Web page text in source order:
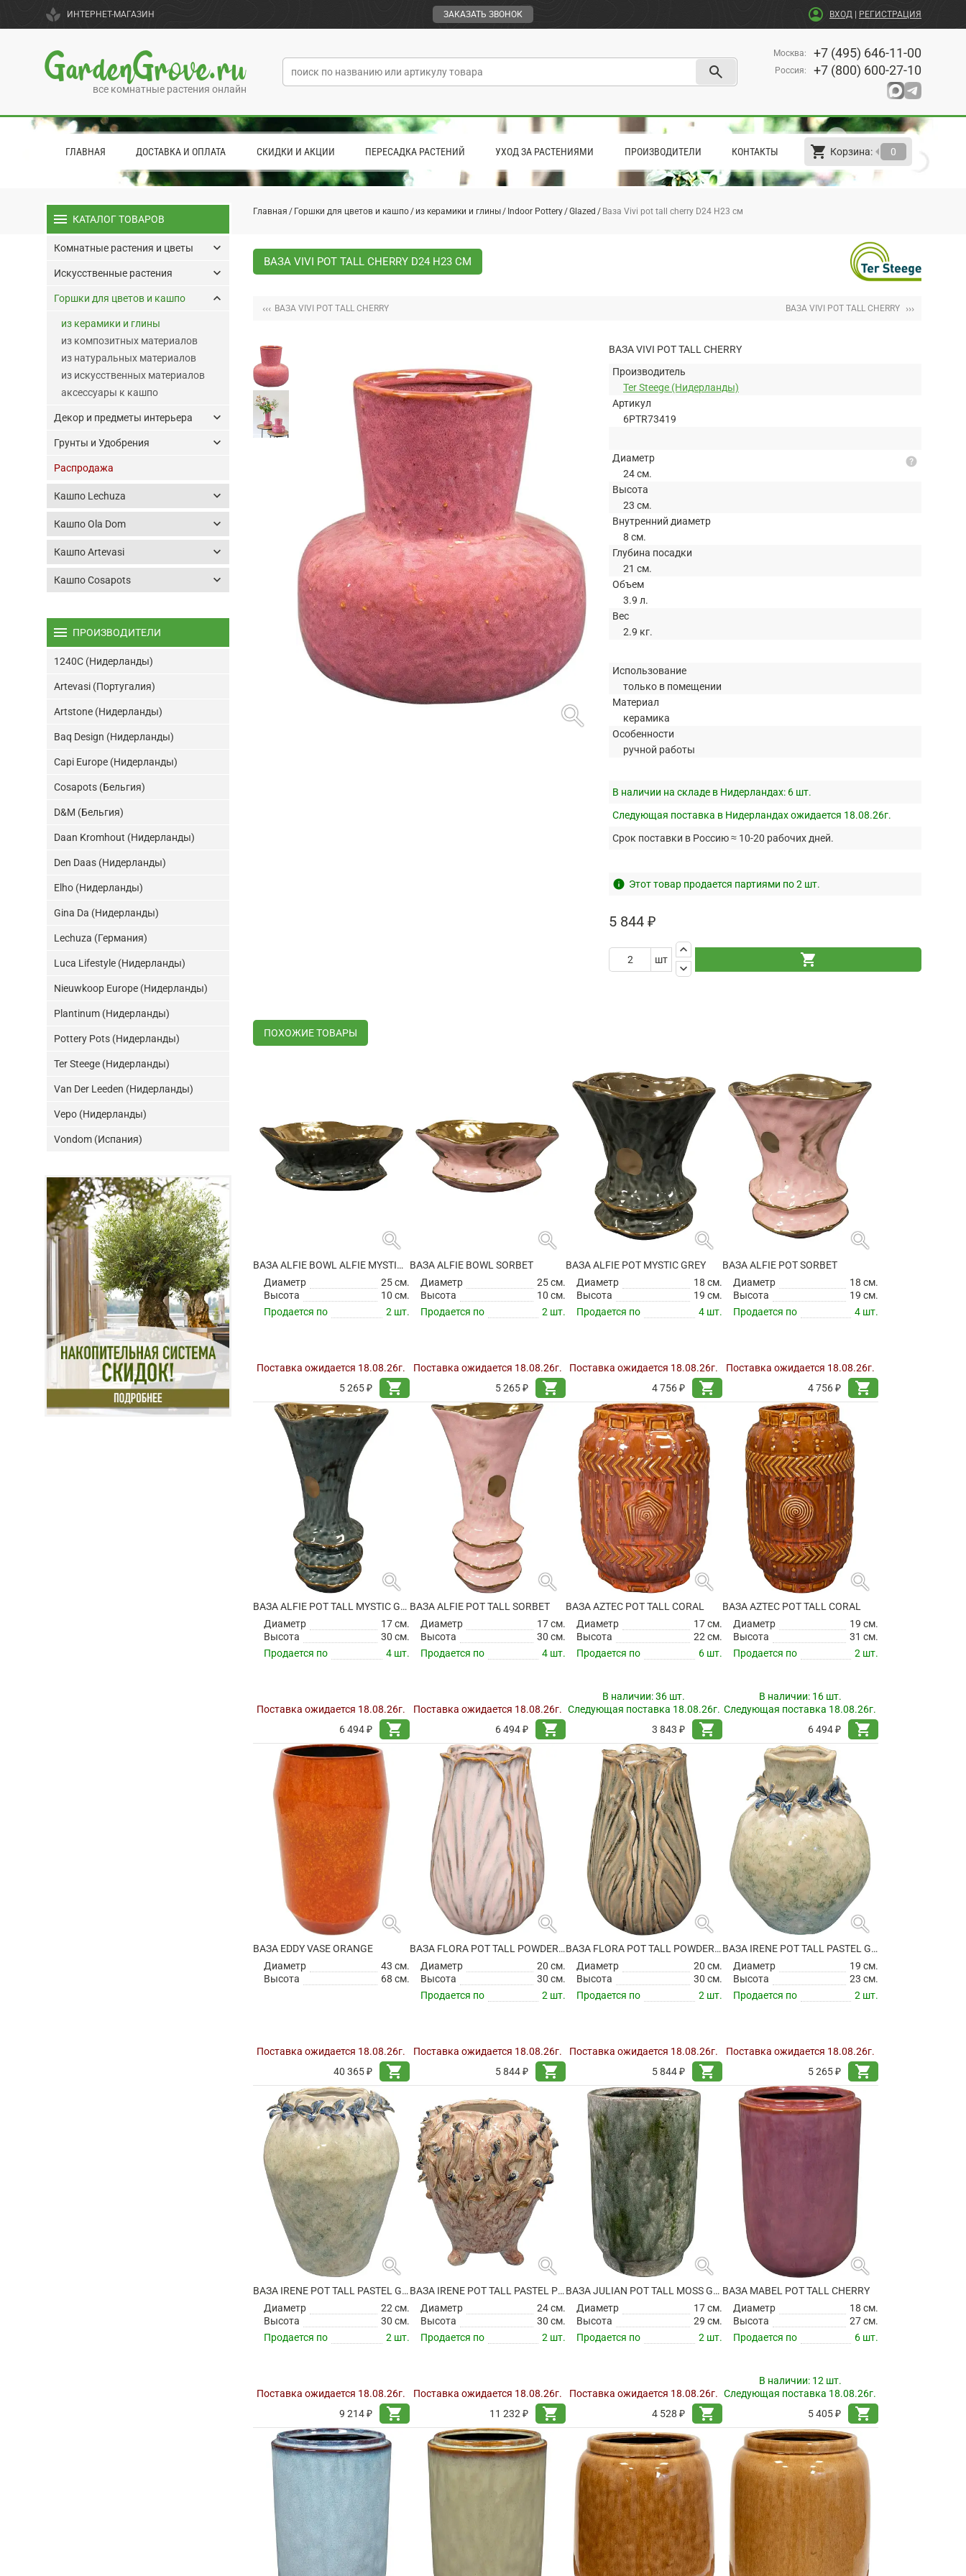
spa ИНТЕРНЕТ-МАГАЗИН ЗАКАЗАТЬ ЗВОНОК account_circle ВХОД РЕГИСТРАЦИЯ
GardenGrove.ru
все комнатные растения онлайн
search
Москва: +7 (495) 646-11-00
Россия: +7 (800) 600-27-10
ГЛАВНАЯ ДОСТАВКА И ОПЛАТА СКИДКИ И АКЦИИ ПЕРЕСАДКА РАСТЕНИЙ УХОД ЗА РАСТЕНИЯМИ ПРОИЗВОДИТЕЛИ КОНТАКТЫ shopping_cart Корзина: 0
arrow_left
Главная Горшки для цветов и кашпо из керамики и глины Indoor Pottery Glazed Ваза Vivi pot tall cherry D24 H23 см
ВАЗА VIVI POT TALL CHERRY D24 H23 СМ
‹‹‹ ВАЗА VIVI POT TALL CHERRY ВАЗА VIVI POT TALL CHERRY ›››
search
ВАЗА VIVI POT TALL CHERRY
Производитель
Ter Steege (Нидерланды)
Артикул
6PTR73419
Диаметр
24 см.
Высота
23 см.
Внутренний диаметр
8 см.
Глубина посадки
21 см.
Объем
3.9 л.
Вес
2.9 кг.
help
Использование
только в помещении
Материал
керамика
Особенности
ручной работы
В наличии на складе в Нидерландах: 6 шт.
Следующая поставка в Нидерландах ожидается 18.08.26г.
Срок поставки в Россию ≈ 10-20 рабочих дней.
info Этот товар продается партиями по 2 шт.
5 844 ₽
шт
keyboard_arrow_up
keyboard_arrow_down
shopping_cart
ПОХОЖИЕ ТОВАРЫ
search
ВАЗА ALFIE BOWL ALFIE MYSTIC GREY
Диаметр
25 см.
Высота
10 см.
Продается по
2 шт.
Поставка ожидается 18.08.26г.
5 265 ₽
shopping_cart
search
ВАЗА ALFIE BOWL SORBET
Диаметр
25 см.
Высота
10 см.
Продается по
2 шт.
Поставка ожидается 18.08.26г.
5 265 ₽
shopping_cart
search
ВАЗА ALFIE POT MYSTIC GREY
Диаметр
18 см.
Высота
19 см.
Продается по
4 шт.
Поставка ожидается 18.08.26г.
4 756 ₽
shopping_cart
search
ВАЗА ALFIE POT SORBET
Диаметр
18 см.
Высота
19 см.
Продается по
4 шт.
Поставка ожидается 18.08.26г.
4 756 ₽
shopping_cart
search
ВАЗА ALFIE POT TALL MYSTIC GREY
Диаметр
17 см.
Высота
30 см.
Продается по
4 шт.
Поставка ожидается 18.08.26г.
6 494 ₽
shopping_cart
search
ВАЗА ALFIE POT TALL SORBET
Диаметр
17 см.
Высота
30 см.
Продается по
4 шт.
Поставка ожидается 18.08.26г.
6 494 ₽
shopping_cart
search
ВАЗА AZTEC POT TALL CORAL
Диаметр
17 см.
Высота
22 см.
Продается по
6 шт.
В наличии:36 шт.
Следующая поставка 18.08.26г.
3 843 ₽
shopping_cart
search
ВАЗА AZTEC POT TALL CORAL
Диаметр
19 см.
Высота
31 см.
Продается по
2 шт.
В наличии: 16 шт.
Следующая поставка 18.08.26г.
6 494 ₽
shopping_cart
search
ВАЗА EDDY VASE ORANGE
Диаметр
43 см.
Высота
68 см.
Поставка ожидается 18.08.26г.
40 365 ₽
shopping_cart
search
ВАЗА FLORA POT TALL POWDER PINK
Диаметр
20 см.
Высота
30 см.
Продается по
2 шт.
Поставка ожидается 18.08.26г.
5 844 ₽
shopping_cart
search
ВАЗА FLORA POT TALL POWDER TAUPE
Диаметр
20 см.
Высота
30 см.
Продается по
2 шт.
Поставка ожидается 18.08.26г.
5 844 ₽
shopping_cart
search
ВАЗА IRENE POT TALL PASTEL GREEN
Диаметр
19 см.
Высота
23 см.
Продается по
2 шт.
Поставка ожидается 18.08.26г.
5 265 ₽
shopping_cart
search
ВАЗА IRENE POT TALL PASTEL GREEN
Диаметр
22 см.
Высота
30 см.
Продается по
2 шт.
Поставка ожидается 18.08.26г.
9 214 ₽
shopping_cart
search
ВАЗА IRENE POT TALL PASTEL PINK
Диаметр
24 см.
Высота
30 см.
Продается по
2 шт.
Поставка ожидается 18.08.26г.
11 232 ₽
shopping_cart
search
ВАЗА JULIAN POT TALL MOSS GREEN
Диаметр
17 см.
Высота
29 см.
Продается по
2 шт.
Поставка ожидается 18.08.26г.
4 528 ₽
shopping_cart
search
ВАЗА MABEL POT TALL CHERRY
Диаметр
18 см.
Высота
27 см.
Продается по
6 шт.
В наличии: 12 шт.
Следующая поставка 18.08.26г.
5 405 ₽
shopping_cart
menu КАТАЛОГ ТОВАРОВ
Комнатные растения и цветы keyboard_arrow_down
Искусственные растения keyboard_arrow_down
Горшки для цветов и кашпо keyboard_arrow_up
из керамики и глины
из композитных материалов
из натуральных материалов
из искусственных материалов
аксессуары к кашпо
Декор и предметы интерьера keyboard_arrow_down
Грунты и Удобрения keyboard_arrow_down
Распродажа
Кашпо Lechuza keyboard_arrow_down
Кашпо Ola Dom keyboard_arrow_down
Кашпо Artevasi keyboard_arrow_down
Кашпо Cosapots keyboard_arrow_down
menu ПРОИЗВОДИТЕЛИ
1240C (Нидерланды)
Artevasi (Португалия)
Artstone (Нидерланды)
Baq Design (Нидерланды)
Capi Europe (Нидерланды)
Cosapots (Бельгия)
D&M (Бельгия)
Daan Kromhout (Нидерланды)
Den Daas (Нидерланды)
Elho (Нидерланды)
Gina Da (Нидерланды)
Lechuza (Германия)
Luca Lifestyle (Нидерланды)
Nieuwkoop Europe (Нидерланды)
Plantinum (Нидерланды)
Pottery Pots (Нидерланды)
Ter Steege (Нидерланды)
Van Der Leeden (Нидерланды)
Vepo (Нидерланды)
Vondom (Испания)